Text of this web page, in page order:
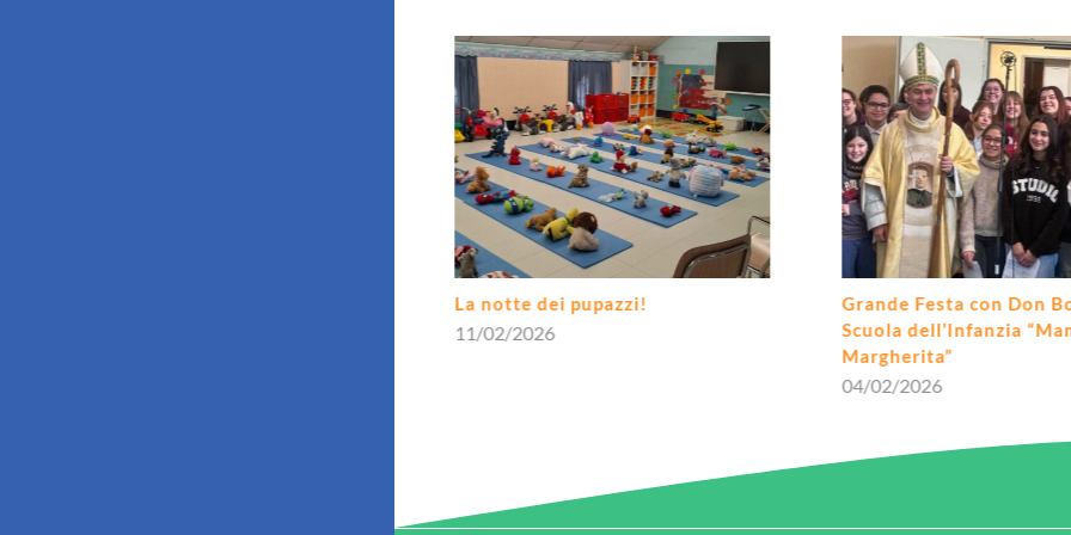
Grande Festa con Don Bosco alla
Scuola dell’Infanzia “Mamma
di